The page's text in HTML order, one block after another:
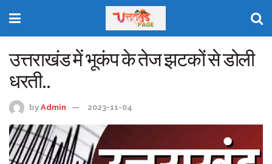
उत्तराखंड में भूकंप के तेज झटकों से डोली
धरती..
by Admin 2023-11-04